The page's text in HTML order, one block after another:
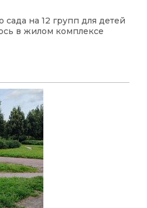
сада на 12 групп для детей
в жилом комплексе